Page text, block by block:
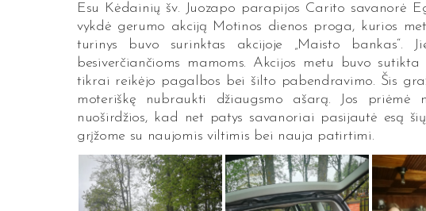
Esu Kėdainių šv. Juozapo parapijos Carito savanorė
vykdė gerumo akciją Motinos dienos proga, kurios
turinys buvo surinktas akcijoje „Maisto bankas“.
besiverčiančioms mamoms. Akcijos metu buvo
tikrai reikėjo pagalbos bei šilto pabendravimo. Šis
moteriškę nubraukti džiaugsmo ašarą. Jos
nuoširdžios, kad net patys savanoriai pasijautė esą
grįžome su naujomis viltimis bei nauja patirtimi.